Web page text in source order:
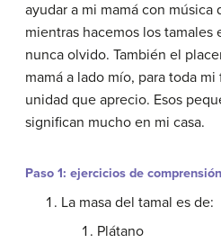
ayudar a mi mamá con
mientras hacemos los tamales
nunca olvido. También el
mamá a lado mío, para toda
unidad que aprecio. Esos
significan mucho en mi casa.
Paso 1: ejercicios de
La masa del tamal es de:
Plátano